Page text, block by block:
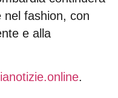
nel fashion, con
e alla
.